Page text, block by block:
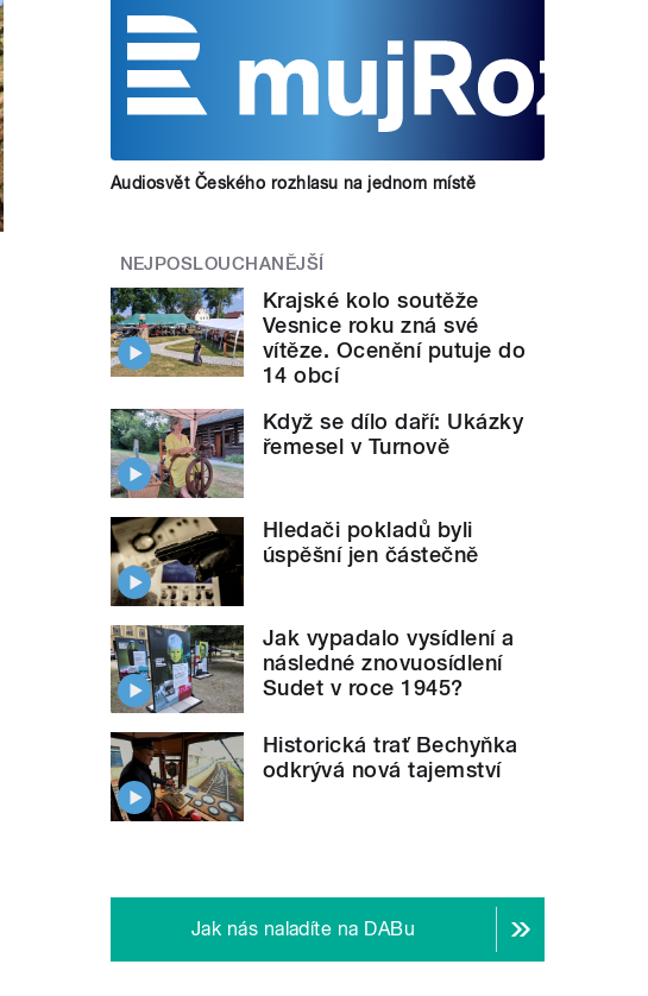
Audiosvět Českého rozhlasu na jednom místě
NEJPOSLOUCHANĚJŠÍ
Krajské kolo soutěže
Vesnice roku zná své
vítěze. Ocenění putuje do
14 obcí
Když se dílo daří: Ukázky
řemesel v Turnově
Hledači pokladů byli
úspěšní jen částečně
Jak vypadalo vysídlení a
následné znovuosídlení
Sudet v roce 1945?
Historická trať Bechyňka
odkrývá nová tajemství
Jak nás naladíte na DABu